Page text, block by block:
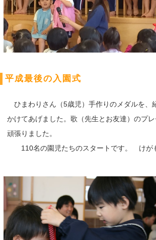
平成最後の入園式
ひまわりさん（5歳児）手作りのメダルを、
かけてあげました。歌（先生とお友達）のプ
頑張りました。
110名の園児たちのスタートです。 けが